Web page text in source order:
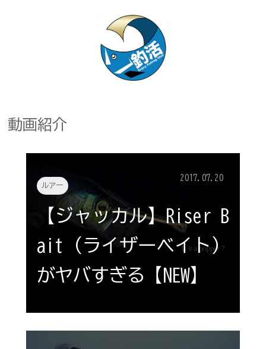
動画紹介
ルアー
2017.07.20
【ジャッカル】Riser B
ait（ライザーベイト）
がヤバすぎる【NEW】